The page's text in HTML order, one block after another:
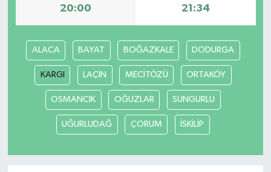
20:00 21:34
ALACA BAYAT BOĞAZKALE DODURGA
KARGI LAÇİN MECİTÖZÜ ORTAKÖY
OSMANCIK OĞUZLAR SUNGURLU
UĞURLUDAĞ ÇORUM İSKİLİP